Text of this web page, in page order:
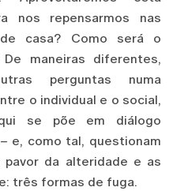
nos repensarmos nas
casa? Como será o
maneiras diferentes,
perguntas numa
o individual e o social,
se põe em diálogo
e, como tal, questionam
da alteridade e as
três formas de fuga.